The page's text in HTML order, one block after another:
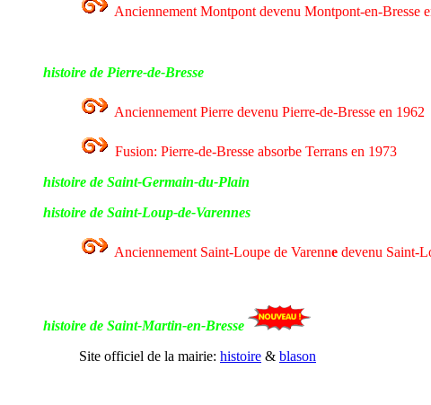
Anciennement Montpont devenu Montpont-en-Bresse
histoire de Pierre-de-Bresse
Anciennement Pierre devenu Pierre-de-Bresse en 1962
Fusion: Pierre-de-Bresse absorbe Terrans en 1973
histoire de Saint-Germain-du-Plain
histoire de Saint-Loup-de-Varennes
Anciennement Saint-Loupe de Varenne devenu Saint-
histoire de Saint-Martin-en-Bresse
Site officiel de la mairie: histoire & blason